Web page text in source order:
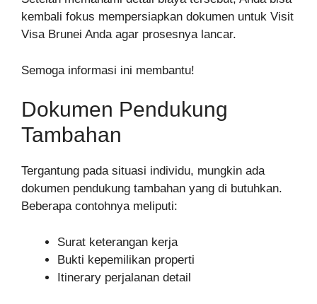
kembali fokus mempersiapkan dokumen untuk Visit
Visa Brunei Anda agar prosesnya lancar.
Semoga informasi ini membantu!
Dokumen Pendukung
Tambahan
Tergantung pada situasi individu, mungkin ada
dokumen pendukung tambahan yang di butuhkan.
Beberapa contohnya meliputi:
Surat keterangan kerja
Bukti kepemilikan properti
Itinerary perjalanan detail